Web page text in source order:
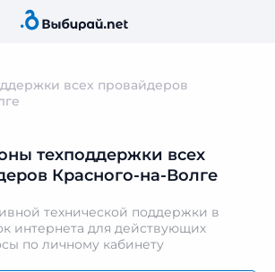
всех провайдеров
техподдержки всех
Красного-на-Волге
технической поддержки в
интернета для действующих
по личному кабинету